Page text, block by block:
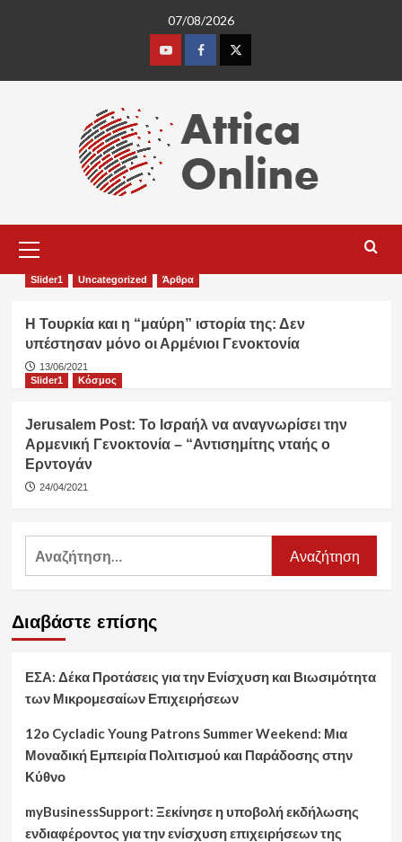
07/08/2026
YoutubeFacebookTwitter
Menu
Slider1 Uncategorized Άρθρα
Η Τουρκία και η “μαύρη” ιστορία της: Δεν
υπέστησαν μόνο οι Αρμένιοι Γενοκτονία
13/06/2021
Slider1
Κόσμος
Jerusalem Post: Το Ισραήλ να αναγνωρίσει την
Αρμενική Γενοκτονία – “Αντισημίτης νταής ο
Ερντογάν
24/04/2021
Αναζήτηση
Διαβάστε επίσης
ΕΣΑ: Δέκα Προτάσεις για την Ενίσχυση και Βιωσιμότητα
των Μικρομεσαίων Επιχειρήσεων
12ο Cycladic Young Patrons Summer Weekend: Μια
Μοναδική Εμπειρία Πολιτισμού και Παράδοσης στην
Κύθνο
myBusinessSupport: Ξεκίνησε η υποβολή εκδήλωσης
ενδιαφέροντος για την ενίσχυση επιχειρήσεων της